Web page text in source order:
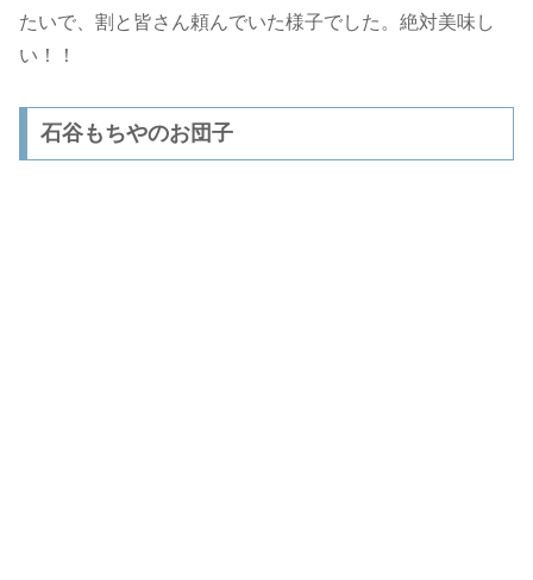
たいで、割と皆さん頼んでいた様子でした。絶対美味し
い！！
石谷もちやのお団子